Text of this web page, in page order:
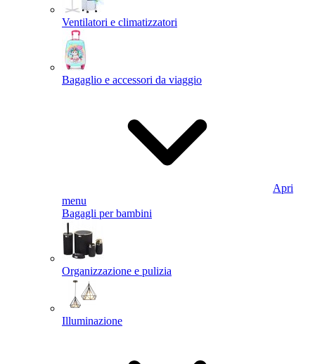
Ventilatori e climatizzatori
Bagaglio e accessori da viaggio
Apri
menu
Bagagli per bambini
Organizzazione e pulizia
Illuminazione